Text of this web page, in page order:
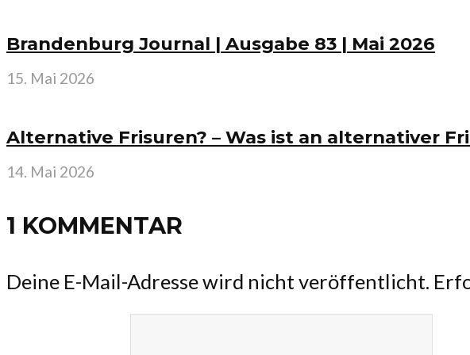
Brandenburg Journal | Ausgabe 83 | Mai 2026
15. Mai 2026
Alternative Frisuren? – Was ist an alternativer
14. Mai 2026
1 KOMMENTAR
Deine E-Mail-Adresse wird nicht veröffentlicht.